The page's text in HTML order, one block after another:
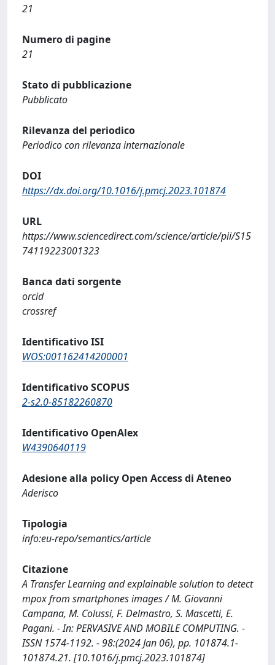
21
Numero di pagine
21
Stato di pubblicazione
Pubblicato
Rilevanza del periodico
Periodico con rilevanza internazionale
DOI
https://dx.doi.org/10.1016/j.pmcj.2023.101874
URL
https://www.sciencedirect.com/science/article/pii/S15
74119223001323
Banca dati sorgente
orcid
crossref
Identificativo ISI
WOS:001162414200001
Identificativo SCOPUS
2-s2.0-85182260870
Identificativo OpenAlex
W4390640119
Adesione alla policy Open Access di Ateneo
Aderisco
Tipologia
info:eu-repo/semantics/article
Citazione
A Transfer Learning and explainable solution to detect
mpox from smartphones images / M. Giovanni
Campana, M. Colussi, F. Delmastro, S. Mascetti, E.
Pagani. - In: PERVASIVE AND MOBILE COMPUTING. -
ISSN 1574-1192. - 98:(2024 Jan 06), pp. 101874.1-
101874.21. [10.1016/j.pmcj.2023.101874]